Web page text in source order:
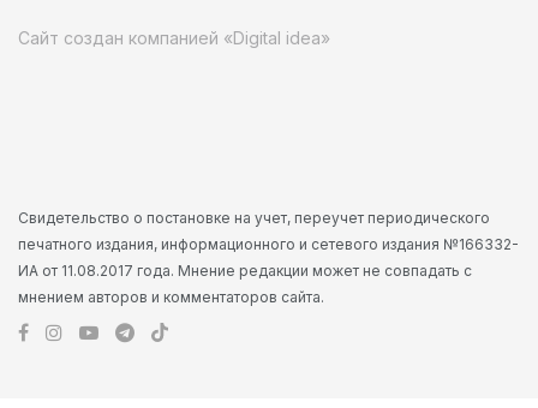
Сайт создан компанией «Digital idea»
Свидетельство о постановке на учет, переучет периодического
печатного издания, информационного и сетевого издания №166332-
ИА от 11.08.2017 года. Мнение редакции может не совпадать с
мнением авторов и комментаторов сайта.